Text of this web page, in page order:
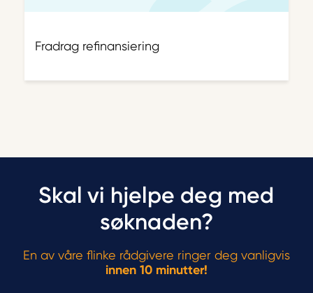
Fradrag refinansiering
Skal vi hjelpe deg med
søknaden?
En av våre flinke rådgivere ringer deg vanligvis
innen 10 minutter!